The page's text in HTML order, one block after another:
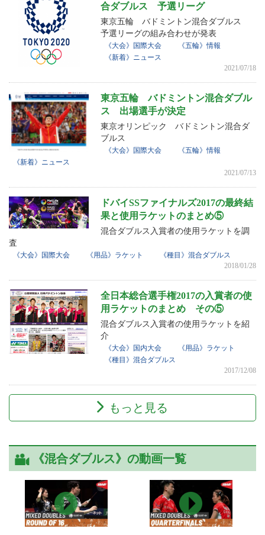
合ダブルス 予選リーグ
東京五輪 バドミントン混合ダブルス
予選リーグの組み合わせが発表
《大会》国際大会
《五輪》情報
《新着》ニュース
2021/07/18
東京五輪 バドミントン混合ダブル
ス 出場選手が決定
東京オリンピック バドミントン混合ダ
ブルス
《大会》国際大会
《五輪》情報
《新着》ニュース
2021/07/13
ドバイSSファイナルズ2017の最終結
果と使用ラケットのまとめ⑤
混合ダブルス入賞者の使用ラケットを調
査
《大会》国際大会 《用品》ラケット
《種目》混合ダブルス
2018/01/28
全日本総合選手権2017の入賞者の使
用ラケットのまとめ その⑤
混合ダブルス入賞者の使用ラケットを紹
介
《大会》国内大会
《用品》ラケット
《種目》混合ダブルス
2017/12/08
もっと見る
《混合ダブルス》の動画一覧